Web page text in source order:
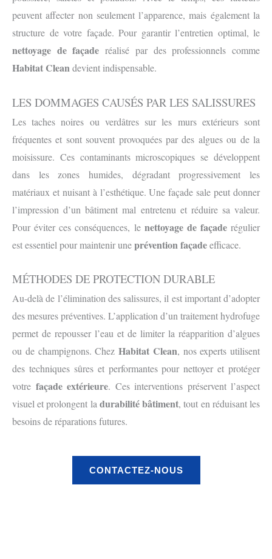
peuvent affecter non seulement l’apparence, mais également la
structure de votre façade. Pour garantir l’entretien optimal, le
nettoyage de façade réalisé par des professionnels comme
Habitat Cleandevient indispensable.
LES DOMMAGES CAUSÉS PAR LES SALISSURES
Les taches noires ou verdâtres sur les murs extérieurs sont
fréquentes et sont souvent provoquées par des algues ou de la
moisissure. Ces contaminants microscopiques se développent
dans les zones humides, dégradant progressivement les
matériaux et nuisant à l’esthétique. Une façade sale peut donner
l’impression d’un bâtiment mal entretenu et réduire sa valeur.
Pour éviter ces conséquences, le nettoyage de façaderégulier
est essentiel pour maintenir uneprévention façadeefficace.
MÉTHODES DE PROTECTION DURABLE
Au-delà de l’élimination des salissures, il est important d’adopter
des mesures préventives. L’application d’un traitement hydrofuge
permet de repousser l’eau et de limiter la réapparition d’algues
ou de champignons. Chez Habitat Clean, nos experts utilisent
des techniques sûres et performantes pour nettoyer et protéger
votre façade extérieure. Ces interventions préservent l’aspect
visuel et prolongent la durabilité bâtiment, tout en réduisant les
besoins de réparations futures.
CONTACTEZ-NOUS